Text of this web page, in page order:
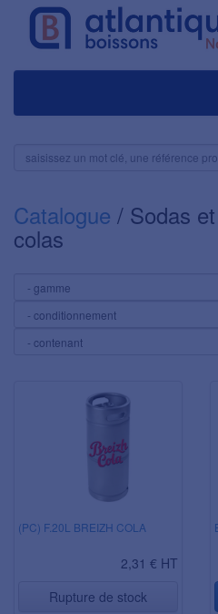
Catalogue / Sodas
colas
(PC) F.20L BREIZH COLA
2,31 € HT
Rupture de stock